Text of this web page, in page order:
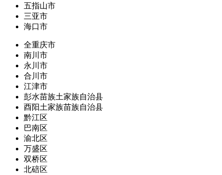
五指山市
三亚市
海口市
全重庆市
南川市
永川市
合川市
江津市
彭水苗族土家族自治县
酉阳土家族苗族自治县
黔江区
巴南区
渝北区
万盛区
双桥区
北碚区